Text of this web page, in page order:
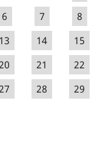
6 7
8
13 14
15
21
22
28
29